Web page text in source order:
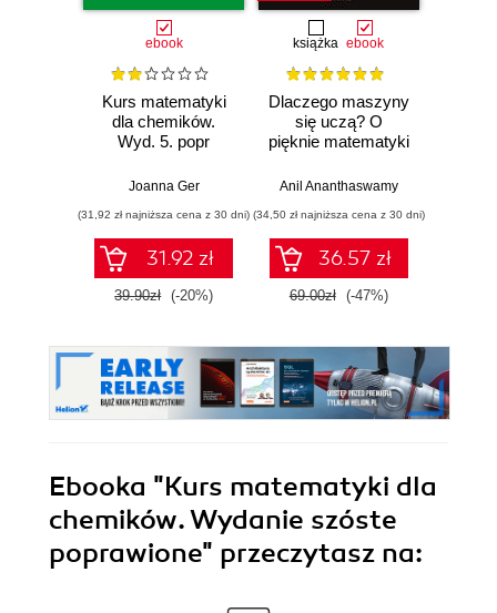
ebook
Kurs matematyki
dla chemików.
Wyd. 5. popr
Joanna Ger
(31,92 zł najniższa cena z 30 dni)
31.92 zł
39.90zł (-20%)
książka ebook
Dlaczego maszyny
się uczą? O
pięknie matematyki
współczesnej
inteligencji
Anil Ananthaswamy
(34,50 zł najniższa cena z 30 dni)
36.57 zł
69.00zł (-47%)
Ebooka "Kurs matematyki dla
chemików. Wydanie szóste
poprawione" przeczytasz na: